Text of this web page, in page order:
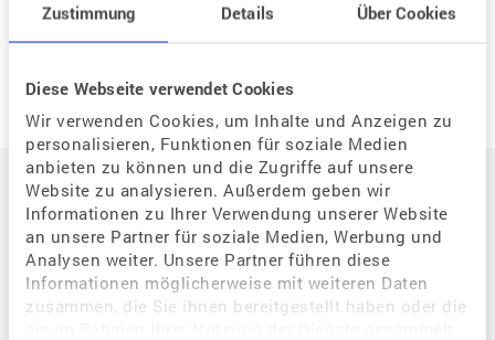
Zustimmung Details Über Cookies
Diese Webseite verwendet Cookies
Wir verwenden Cookies, um Inhalte und Anzeigen zu
personalisieren, Funktionen für soziale Medien
anbieten zu können und die Zugriffe auf unsere
Website zu analysieren. Außerdem geben wir
Informationen zu Ihrer Verwendung unserer Website
an unsere Partner für soziale Medien, Werbung und
Analysen weiter. Unsere Partner führen diese
Informationen möglicherweise mit weiteren Daten
zusammen, die Sie ihnen bereitgestellt haben oder die
Auf einen Blick
Der Weg zum eigenen Kind
Situation / Diagnostik
Wie kann assistierte Reproduktion mir helfen?